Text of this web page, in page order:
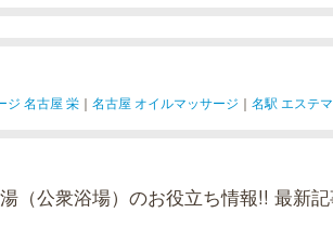
ジ 名古屋 栄 ｜ 名古屋 オイルマッサージ ｜ 名駅 エステ
（公衆浴場）のお役立ち情報!! 最新